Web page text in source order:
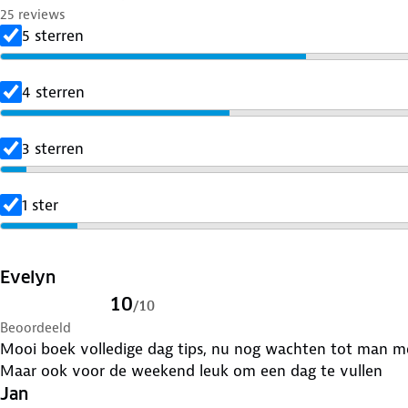
een museum en eindig je in het centrum van een leuk
iedere plek vertellen we je in het boek uiteraard meer
We brengen je langs meer dan 300 bijzondere plekken
honderden prachtige foto’s begint de voorpret
slaapplekken, parkeertips en zelfs rolstoel informatie…
Ideaal pensioen cadeau (+ leuke
Dit fraai uitgevoerde boek met honderden schitterende
omschrijvingen is een prachtig pensioencadeau voor
25 reviews
5 sterren
4 sterren
3 sterren
1 ster
Evelyn
10/10
Beoordeeld
Mooi boek volledige dag tips, nu nog wachten tot man
Maar ook voor de weekend leuk om een dag te vullen
Jan